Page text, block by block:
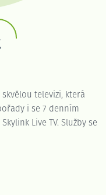
televizi, která
i se 7 denním
Live TV. Služby se